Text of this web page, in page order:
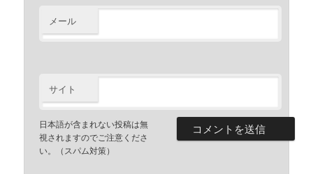
メール
サイト
日本語が含まれない投稿は無
視されますのでご注意くださ
い。（スパム対策）